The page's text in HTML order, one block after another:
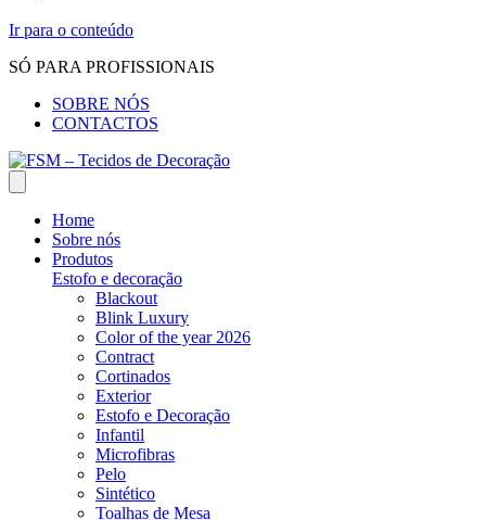
Ir para o conteúdo
SÓ PARA PROFISSIONAIS
SOBRE NÓS
CONTACTOS
Home
Sobre nós
Produtos
Estofo e decoração
Blackout
Blink Luxury
Color of the year 2026
Contract
Cortinados
Exterior
Estofo e Decoração
Infantil
Microfibras
Pelo
Sintético
Toalhas de Mesa